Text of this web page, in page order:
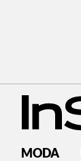
MODA